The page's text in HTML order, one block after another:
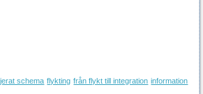
schema flykting från flykt till integration information